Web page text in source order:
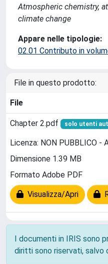
Atmospheric chemistry,
climate change
Appare nelle tipologie:
02.01 Contributo in
File in questo prodotto:
File
Chapter 2.pdf solo utenti
Licenza: NON PUBBLICO
Dimensione 1.39 MB
Formato Adobe PDF
Visualizza/Apri
I documenti in IRIS sono
diritti sono riservati, salvo